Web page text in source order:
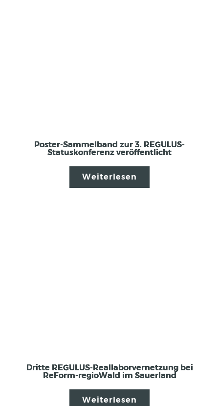
Poster-Sammelband zur 3. REGULUS-
Statuskonferenz veröffentlicht
Weiterlesen
Dritte REGULUS-Reallaborvernetzung bei
ReForm-regioWald im Sauerland
Weiterlesen